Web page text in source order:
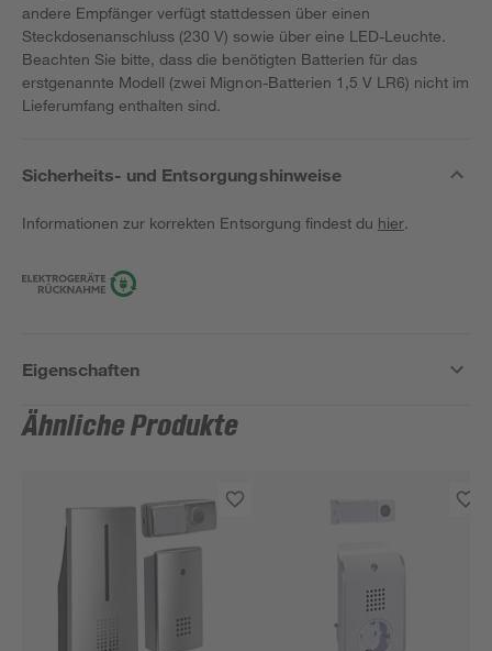
andere Empfänger verfügt stattdessen über einen
Steckdosenanschluss (230 V) sowie über eine LED-Leuchte.
Beachten Sie bitte, dass die benötigten Batterien für das
erstgenannte Modell (zwei Mignon-Batterien 1,5 V LR6) nicht im
Lieferumfang enthalten sind.
Sicherheits- und Entsorgungshinweise
Informationen zur korrekten Entsorgung findest du hier.
Eigenschaften
Ähnliche Produkte